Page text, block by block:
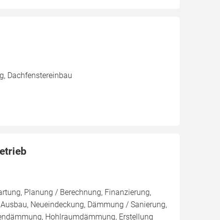
Dachfenstereinbau
Planung / Berechnung, Finanzierung,
Neueindeckung, Dämmung / Sanierung,
Hohlraumdämmung, Erstellung